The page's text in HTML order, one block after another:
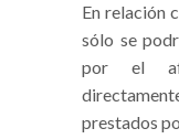
En relación
sólo se
por el
prestados